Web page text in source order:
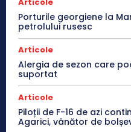
Porturile georgiene la
petrolului rusesc
Articole
Alergia de sezon care
suportat
Articole
Piloții de F-16 de azi
Agarici, vânător de